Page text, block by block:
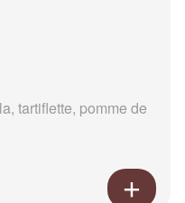
tartiflette, pomme de